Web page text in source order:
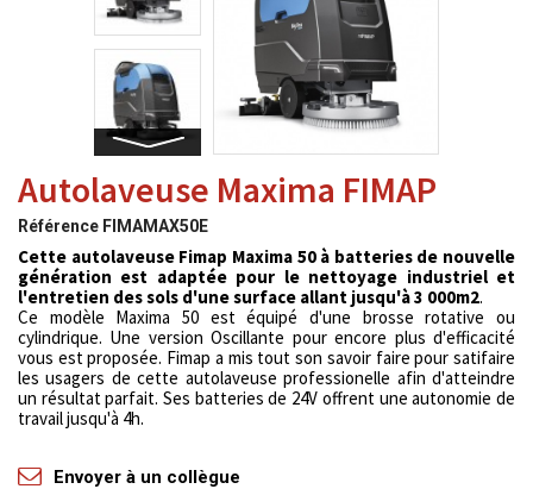
Autolaveuse Maxima FIMAP
Référence FIMAMAX50E
Cette autolaveuse Fimap Maxima 50 à batteries de nouvelle
génération est adaptée pour le nettoyage industriel et
l'entretien des sols d'une surface allant jusqu'à 3 000m2.
Ce modèle Maxima 50 est équipé d'une brosse rotative ou
cylindrique. Une version Oscillante pour encore plus d'efficacité
vous est proposée. Fimap a mis tout son savoir faire pour satifaire
les usagers de cette autolaveuse professionelle afin d'atteindre
un résultat parfait. Ses batteries de 24V offrent une autonomie de
travail jusqu'à 4h.
Envoyer à un collègue